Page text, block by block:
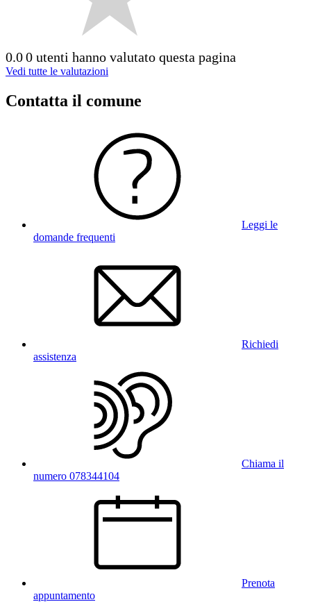
0.00 utenti hanno valutato questa pagina
Vedi tutte le valutazioni
Contatta il comune
Leggi le
domande frequenti
Richiedi
assistenza
Chiama il
numero 078344104
Prenota
appuntamento